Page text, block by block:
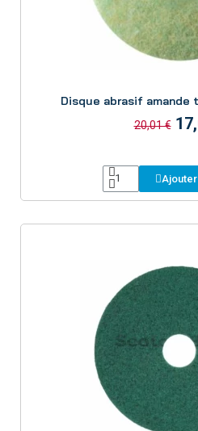
Disque abrasif amande
20,01 €